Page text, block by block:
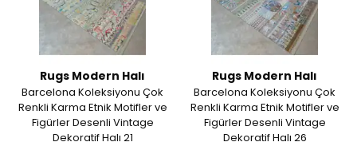
Rugs Modern Halı
Barcelona Koleksiyonu Çok
Renkli Karma Etnik Motifler ve
Figürler Desenli Vintage
Dekoratif Halı 21
Rugs Modern Halı
Barcelona Koleksiyonu Çok
Renkli Karma Etnik Motifler ve
Figürler Desenli Vintage
Dekoratif Halı 26